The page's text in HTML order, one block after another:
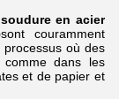
en acier
sont couramment
où des
dans les
et de papier et